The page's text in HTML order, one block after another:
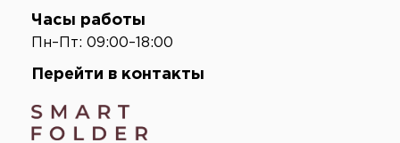
Часы работы
Пн–Пт: 09:00–18:00
Перейти в контакты